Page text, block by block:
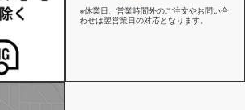
※休業日、営業時間外のご注文やお問い合
わせは翌営業日の対応となります。